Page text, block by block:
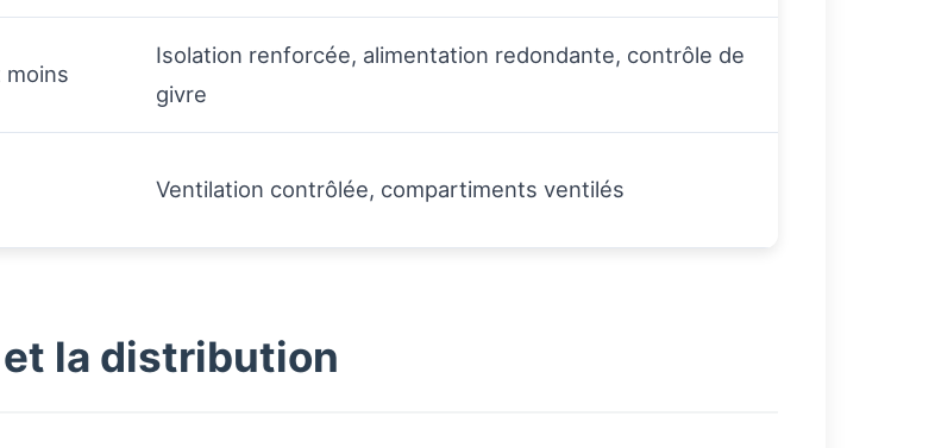
moins
Isolation renforcée, alimentation redondante, contrôle de
givre
Ventilation contrôlée, compartiments ventilés
la distribution